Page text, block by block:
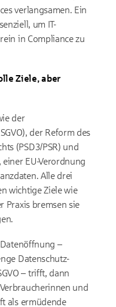
verlangsamen. Ein
um IT-
in Compliance zu
Ziele, aber
der
der Reform des
(PSD3/PSR) und
einer EU-Verordnung
Alle drei
wichtige Ziele wie
Praxis bremsen sie
–
Datenschutz-
– trifft, dann
und
als ermüdende